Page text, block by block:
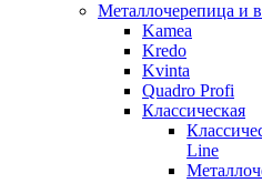
Металлочерепица и
Kamea
Kredo
Kvinta
Quadro Profi
Классическая
Line